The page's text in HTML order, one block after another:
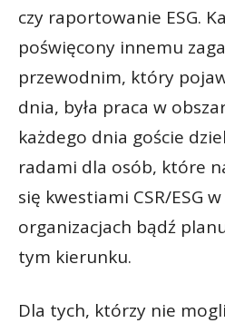
czy raportowanie ESG.
poświęcony innemu
przewodnim, który
dnia, była praca w
każdego dnia goście
radami dla osób, które
się kwestiami CSR/ESG
organizacjach bądź
tym kierunku.
Dla tych, którzy nie